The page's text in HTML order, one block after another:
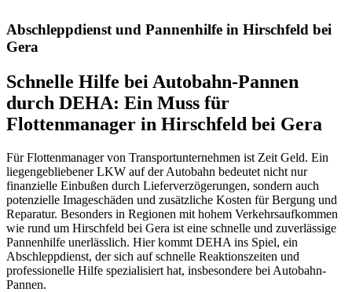
Abschleppdienst und Pannenhilfe in Hirschfeld bei
Gera
Schnelle Hilfe bei Autobahn-Pannen
durch DEHA: Ein Muss für
Flottenmanager in Hirschfeld bei Gera
Für Flottenmanager von Transportunternehmen ist Zeit Geld. Ein
liegengebliebener LKW auf der Autobahn bedeutet nicht nur
finanzielle Einbußen durch Lieferverzögerungen, sondern auch
potenzielle Imageschäden und zusätzliche Kosten für Bergung und
Reparatur. Besonders in Regionen mit hohem Verkehrsaufkommen
wie rund um Hirschfeld bei Gera ist eine schnelle und zuverlässige
Pannenhilfe unerlässlich. Hier kommt DEHA ins Spiel, ein
Abschleppdienst, der sich auf schnelle Reaktionszeiten und
professionelle Hilfe spezialisiert hat, insbesondere bei Autobahn-
Pannen.